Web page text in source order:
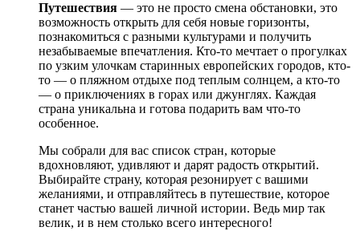
Путешествия — это не просто смена обстановки, это
возможность открыть для себя новые горизонты,
познакомиться с разными культурами и получить
незабываемые впечатления. Кто-то мечтает о прогулках
по узким улочкам старинных европейских городов, кто-
то — о пляжном отдыхе под теплым солнцем, а кто-то
— о приключениях в горах или джунглях. Каждая
страна уникальна и готова подарить вам что-то
особенное.
Мы собрали для вас список стран, которые
вдохновляют, удивляют и дарят радость открытий.
Выбирайте страну, которая резонирует с вашими
желаниями, и отправляйтесь в путешествие, которое
станет частью вашей личной истории. Ведь мир так
велик, и в нем столько всего интересного!